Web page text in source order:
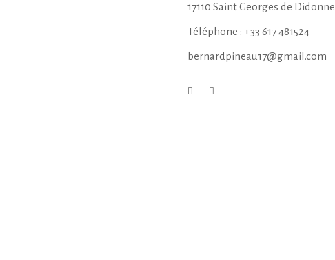
17110 Saint Georges de Didonne
Téléphone : +33 617 481524
bernardpineau17@gmail.com